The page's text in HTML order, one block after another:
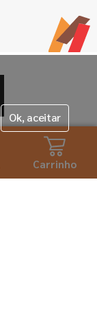
Carrinho
Ok, aceitar